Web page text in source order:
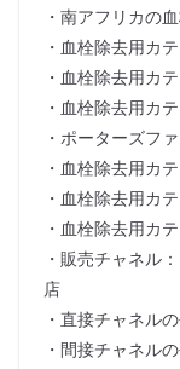
・南アフリカの
・血栓除去用カ
・血栓除去用カ
・血栓除去用カ
・ポーターズフ
・血栓除去用カ
・血栓除去用カ
・血栓除去用カ
・販売チャネル
店
・直接チャネル
・間接チャネル